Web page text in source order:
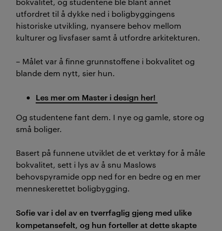
utfordret til å dykke ned i boligbyggingens
historiske utvikling, nyansere behov mellom
kulturer og livsfaser samt å utfordre arkitekturen.
– Målet var å finne grunnstoffene i bokvalitet og
blande dem nytt, sier hun.
Les mer om Master i design her!
Og studentene fant dem. I nye og gamle, store og
små boliger.
Basert på funnene utviklet de et verktøy for å måle
bokvalitet, sett i lys av å snu Maslows
behovspyramide opp ned for en bedre og en mer
menneskerettet boligbygging.
Sofie var i del av en tverrfaglig gjeng med ulike
kompetansefelt, og hun forteller at dette skapte